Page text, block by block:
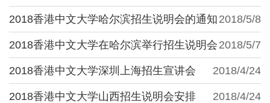
2018/5/8
2018香港中文大学哈尔滨招生说明会的通知
2018/5/7
2018香港中文大学在哈尔滨举行招生说明会
2018/4/24
2018香港中文大学深圳上海招生宣讲会
2018/4/24
2018香港中文大学山西招生说明会安排